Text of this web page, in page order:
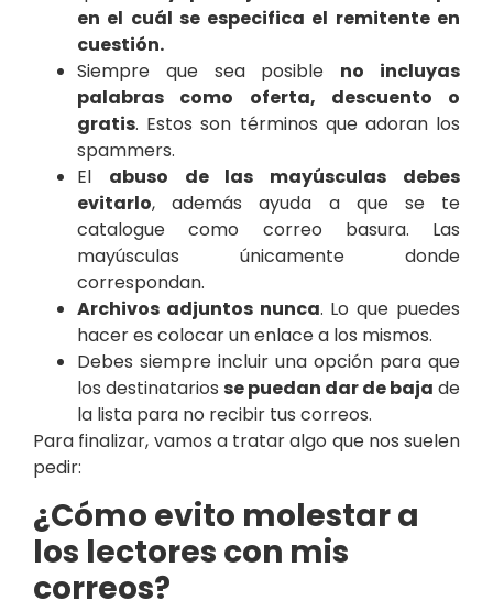
en el cuál se especifica el remitente en
cuestión.
Siempre que sea posible no incluyas
palabras como oferta, descuento o
gratis. Estos son términos que adoran los
spammers.
El abuso de las mayúsculas debes
evitarlo, además ayuda a que se te
catalogue como correo basura. Las
mayúsculas únicamente donde
correspondan.
Archivos adjuntos nunca. Lo que puedes
hacer es colocar un enlace a los mismos.
Debes siempre incluir una opción para que
los destinatarios se puedan dar de baja de
la lista para no recibir tus correos.
Para finalizar, vamos a tratar algo que nos suelen
pedir:
¿Cómo evito molestar a
los lectores con mis
correos?